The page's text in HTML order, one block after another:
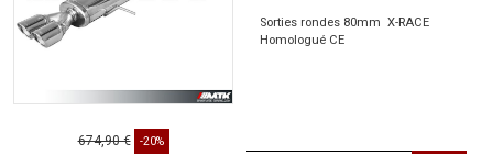
Sorties rondes 80mm X-RACE
Homologué CE
674,90 € -20%